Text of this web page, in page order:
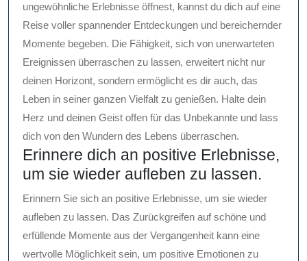
ungewöhnliche Erlebnisse öffnest, kannst du dich auf eine
Reise voller spannender Entdeckungen und bereichernder
Momente begeben. Die Fähigkeit, sich von unerwarteten
Ereignissen überraschen zu lassen, erweitert nicht nur
deinen Horizont, sondern ermöglicht es dir auch, das
Leben in seiner ganzen Vielfalt zu genießen. Halte dein
Herz und deinen Geist offen für das Unbekannte und lass
dich von den Wundern des Lebens überraschen.
Erinnere dich an positive Erlebnisse,
um sie wieder aufleben zu lassen.
Erinnern Sie sich an positive Erlebnisse, um sie wieder
aufleben zu lassen. Das Zurückgreifen auf schöne und
erfüllende Momente aus der Vergangenheit kann eine
wertvolle Möglichkeit sein, um positive Emotionen zu